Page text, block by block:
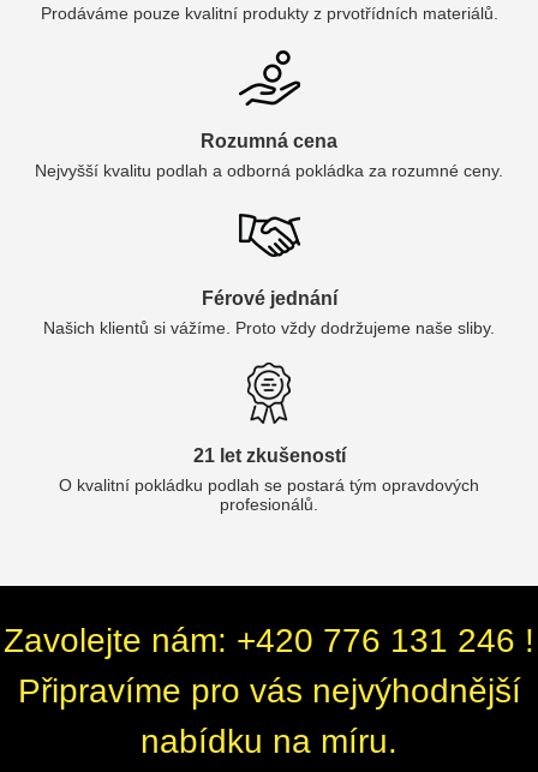
Prodáváme pouze kvalitní produkty z prvotřídních materiálů.
Rozumná cena
Nejvyšší kvalitu podlah a odborná pokládka za rozumné ceny.
Férové jednání
Našich klientů si vážíme. Proto vždy dodržujeme naše sliby.
21 let zkušeností
O kvalitní pokládku podlah se postará tým opravdových
profesionálů.
Zavolejte nám: +420 776 131 246 !
Připravíme pro vás nejvýhodnější
nabídku na míru.